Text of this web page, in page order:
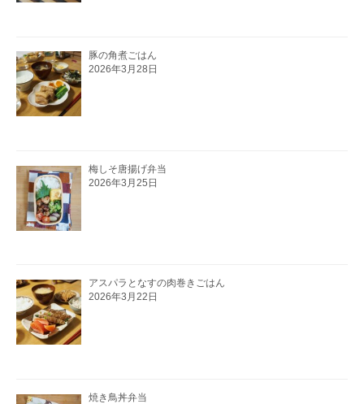
豚の角煮ごはん
2026年3月28日
梅しそ唐揚げ弁当
2026年3月25日
アスパラとなすの肉巻きごはん
2026年3月22日
焼き鳥丼弁当